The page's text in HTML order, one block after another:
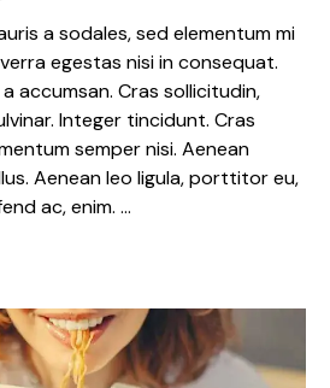
a sodales, sed elementum mi
egestas nisi in consequat.
accumsan. Cras sollicitudin,
Integer tincidunt. Cras
semper nisi. Aenean
Aenean leo ligula, porttitor eu,
ac, enim. …